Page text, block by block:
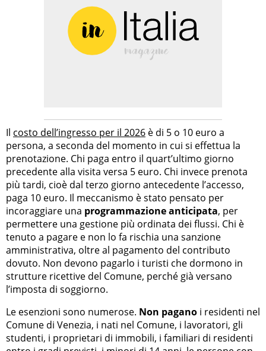
Il costo dell’ingresso per il 2026 è di 5 o 10 euro a
persona, a seconda del momento in cui si effettua la
prenotazione. Chi paga entro il quart’ultimo giorno
precedente alla visita versa 5 euro. Chi invece prenota
più tardi, cioè dal terzo giorno antecedente l’accesso,
paga 10 euro. Il meccanismo è stato pensato per
incoraggiare una programmazione anticipata, per
permettere una gestione più ordinata dei flussi. Chi è
tenuto a pagare e non lo fa rischia una sanzione
amministrativa, oltre al pagamento del contributo
dovuto. Non devono pagarlo i turisti che dormono in
strutture ricettive del Comune, perché già versano
l’imposta di soggiorno.
Le esenzioni sono numerose. Non pagano i residenti nel
Comune di Venezia, i nati nel Comune, i lavoratori, gli
studenti, i proprietari di immobili, i familiari di residenti